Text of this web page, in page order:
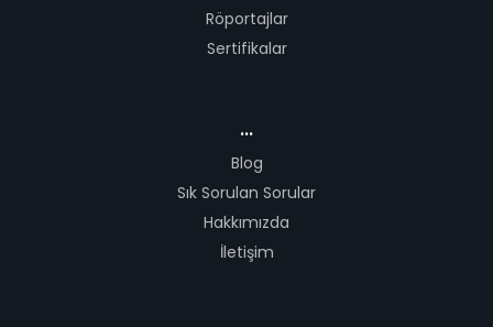
Röportajlar
Sertifikalar
...
Blog
Sık Sorulan Sorular
Hakkımızda
İletişim